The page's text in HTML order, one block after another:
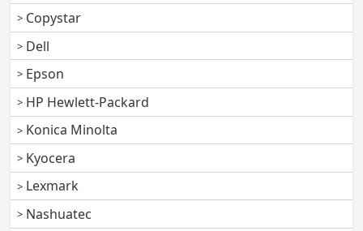
Copystar
Dell
Epson
HP Hewlett-Packard
Konica Minolta
Kyocera
Lexmark
Nashuatec